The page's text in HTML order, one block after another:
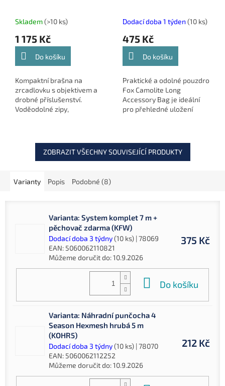
Skladem(>10 ks)
1 175 Kč
Do košíku
Kompaktní brašna na
zrcadlovku s objektivem a
drobné příslušenství.
Voděodolné zipy,
během každé rybářské...
Dodací doba 1 týden (10 ks)
475 Kč
Do košíku
Praktické a odolné pouzdro
Fox Camolite Long
Accessory Bag je ideální
pro přehledné uložení
bižuterie.
ZOBRAZIT VŠECHNY SOUVISEJÍCÍ PRODUKTY
Varianty Popis Podobné (8)
Varianta: System komplet 7 m +
pěchovač zdarma (KFW)
Dodací doba 3 týdny(10 ks) | 78069
EAN: 5060062110821
Můžeme doručit do:10.9.2026
375 Kč
Do košíku
Varianta: Náhradní punčocha 4
Season Hexmesh hrubá 5 m
(KOHR5)
Dodací doba 3 týdny(10 ks) | 78070
EAN: 5060062112252
Můžeme doručit do:10.9.2026
212 Kč